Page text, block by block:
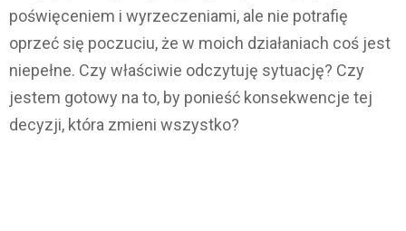
poświęceniem i wyrzeczeniami, ale nie potrafię
oprzeć się poczuciu, że w moich działaniach coś jest
niepełne. Czy właściwie odczytuję sytuację? Czy
jestem gotowy na to, by ponieść konsekwencje tej
decyzji, która zmieni wszystko?